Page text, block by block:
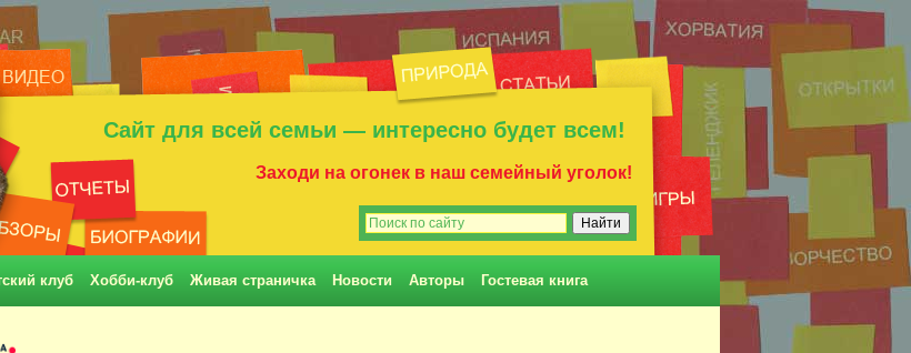
Сайт для всей семьи — интересно будет всем!
Заходи на огонек в наш семейный уголок!
клуб Хобби-клуб Живая страничка Новости Авторы Гостевая книга